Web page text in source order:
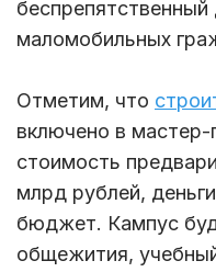
беспрепятственный
маломобильных
Отметим, что
включено в
стоимость
млрд рублей,
бюджет. Кампус
общежития,